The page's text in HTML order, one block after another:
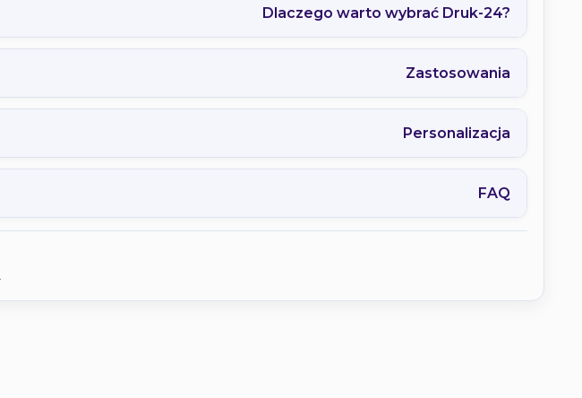
Dlaczego warto wybrać Druk-24?
Zastosowania
Personalizacja
FAQ